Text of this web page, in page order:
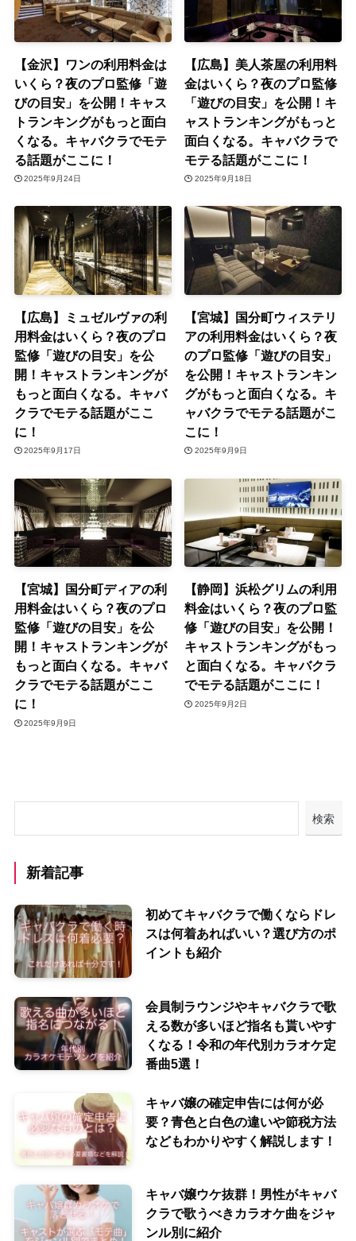
【金沢】ワンの利用料金は
いくら？夜のプロ監修「遊
びの目安」を公開！キャス
トランキングがもっと面白
くなる。キャバクラでモテ
る話題がここに！
2025年9月24日
【広島】美人茶屋の利用料
金はいくら？夜のプロ監修
「遊びの目安」を公開！キ
ャストランキングがもっと
面白くなる。キャバクラで
モテる話題がここに！
2025年9月18日
【広島】ミュゼルヴァの利
用料金はいくら？夜のプロ
監修「遊びの目安」を公
開！キャストランキングが
もっと面白くなる。キャバ
クラでモテる話題がここ
に！
2025年9月17日
【宮城】国分町ウィステリ
アの利用料金はいくら？夜
のプロ監修「遊びの目安」
を公開！キャストランキン
グがもっと面白くなる。キ
ャバクラでモテる話題がこ
こに！
2025年9月9日
【宮城】国分町ディアの利
用料金はいくら？夜のプロ
監修「遊びの目安」を公
開！キャストランキングが
もっと面白くなる。キャバ
クラでモテる話題がここ
に！
2025年9月9日
【静岡】浜松グリムの利用
料金はいくら？夜のプロ監
修「遊びの目安」を公開！
キャストランキングがもっ
と面白くなる。キャバクラ
でモテる話題がここに！
2025年9月2日
検索
新着記事
初めてキャバクラで働くならドレ
スは何着あればいい？選び方のポ
イントも紹介
会員制ラウンジやキャバクラで歌
える数が多いほど指名も貰いやす
くなる！令和の年代別カラオケ定
番曲5選！
キャバ嬢の確定申告には何が必
要？青色と白色の違いや節税方法
などもわかりやすく解説します！
キャバ嬢ウケ抜群！男性がキャバ
クラで歌うべきカラオケ曲をジャ
ンル別に紹介